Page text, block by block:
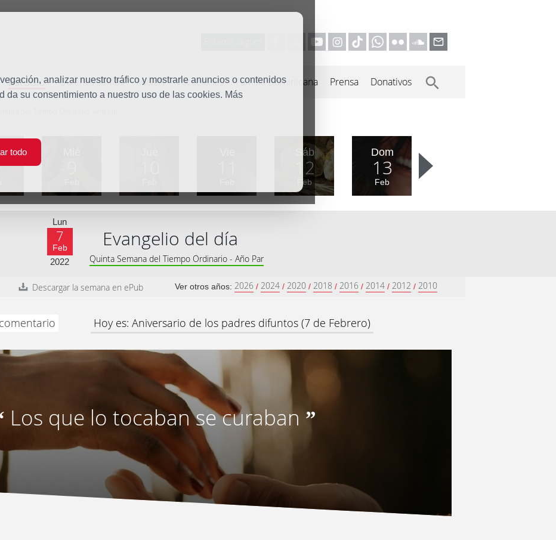
analizar nuestro tráfico y mostrarle anuncios o contenidos
da su consentimiento a nuestro uso de las cookies. Más
todo
Estudio Quiénes somos Misión Vocaciones Familia Dominicana Prensa Donativos
del Tiempo Ordinario, Año par
Sáb
12
Feb
Dom
13
Feb
Lun
7
Feb
2022
Evangelio del día
Quinta Semana del Tiempo Ordinario - Año Par
Descargar la semana en ePub Ver otros años: 2026 / 2024 / 2020 / 2018 / 2016 / 2014 / 2012 / 2010
Hoy es: Aniversario de los padres difuntos (7 de Febrero)
Los que lo tocaban se curaban ”